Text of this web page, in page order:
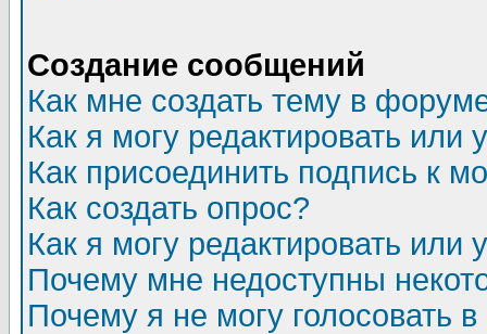
Создание сообщений
Как мне создать тему в
Как я могу редактировать или
Как присоединить подпись к
Как создать опрос?
Как я могу редактировать или
Почему мне недоступны
Почему я не могу голосовать